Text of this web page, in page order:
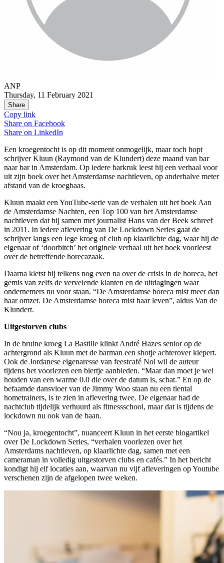
ANP
Thursday, 11 February 2021
Share
Copy link
Share on Facebook
Share on LinkedIn
Een kroegentocht is op dit moment onmogelijk, maar toch hopt
schrijver Kluun (Raymond van de Klundert) deze maand van bar
naar bar in Amsterdam. Op iedere barkruk leest hij een verhaal voor
uit zijn boek over het Amsterdamse nachtleven, op anderhalve meter
afstand van de kroegbaas.
Kluun maakt een YouTube-serie van de verhalen uit het boek Aan
de Amsterdamse Nachten, een Top 100 van het Amsterdamse
nachtleven dat hij samen met journalist Hans van der Beek schreef
in 2011. In iedere aflevering van De Lockdown Series gaat de
schrijver langs een lege kroeg of club op klaarlichte dag, waar hij de
eigenaar of ‘doorbitch’ het originele verhaal uit het boek voorleest
over de betreffende horecazaak.
Daarna kletst hij telkens nog even na over de crisis in de horeca, het
gemis van zelfs de vervelende klanten en de uitdagingen waar
ondernemers nu voor staan. “De Amsterdamse horeca mist meer dan
haar omzet. De Amsterdamse horeca mist haar leven”, aldus Van de
Klundert.
Uitgestorven clubs
In de bruine kroeg La Bastille klinkt André Hazes senior op de
achtergrond als Kluun met de barman een shotje achterover kiepert.
Ook de Jordanese eigenaresse van feestcafé Nol wil de auteur
tijdens het voorlezen een biertje aanbieden. “Maar dan moet je wel
houden van een warme 0.0 die over de datum is, schat.” En op de
befaamde dansvloer van de Jimmy Woo staan nu een tiental
hometrainers, is te zien in aflevering twee. De eigenaar had de
nachtclub tijdelijk verhuurd als fitnessschool, maar dat is tijdens de
lockdown nu ook van de baan.
“Nou ja, kroegentocht”, nuanceert Kluun in het eerste blogartikel
over De Lockdown Series, “verhalen voorlezen over het
Amsterdams nachtleven, op klaarlichte dag, samen met een
cameraman in volledig uitgestorven clubs en cafés.” In het bericht
kondigt hij elf locaties aan, waarvan nu vijf afleveringen op Youtube
verschenen zijn de afgelopen twee weken.